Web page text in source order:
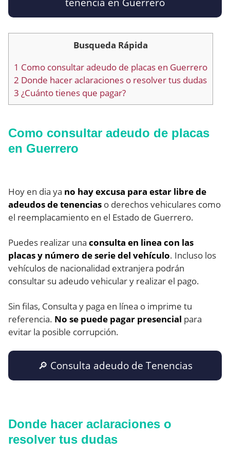
Busqueda Rápida
1 Como consultar adeudo de placas en Guerrero
2 Donde hacer aclaraciones o resolver tus dudas
3 ¿Cuánto tienes que pagar?
Como consultar adeudo de placas
en Guerrero
Hoy en dia ya no hay excusa para estar libre de
adeudos de tenencias o derechos vehiculares como
el reemplacamiento en el Estado de Guerrero.
Puedes realizar una consulta en linea con las
placas y número de serie del vehículo. Incluso los
vehículos de nacionalidad extranjera podrán
consultar su adeudo vehicular y realizar el pago.
Sin filas, Consulta y paga en línea o imprime tu
referencia. No se puede pagar presencial para
evitar la posible corrupción.
🔎 Consulta adeudo de Tenencias
Donde hacer aclaraciones o
resolver tus dudas